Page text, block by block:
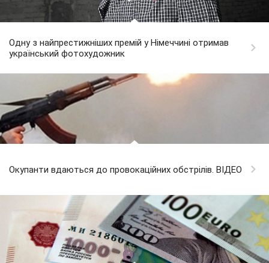
Одну з найпрестижніших премій у Німеччині отримав
український фотохудожник
Окупанти вдаються до провокаційних обстрілів. ВІДЕО